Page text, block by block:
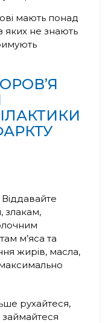
мають понад
яких не знають
Віддавайте
злакам,
м’яса та
жирів, масла,
рухайтеся,
займайтеся